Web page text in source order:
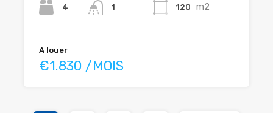
4 1 120 m2
A louer
€1.830 /MOIS